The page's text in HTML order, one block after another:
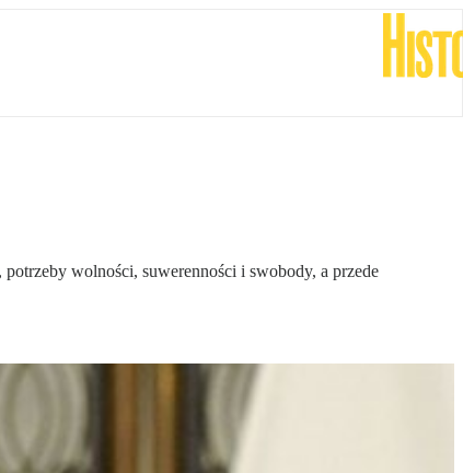
wolności, suwerenności i swobody, a przede